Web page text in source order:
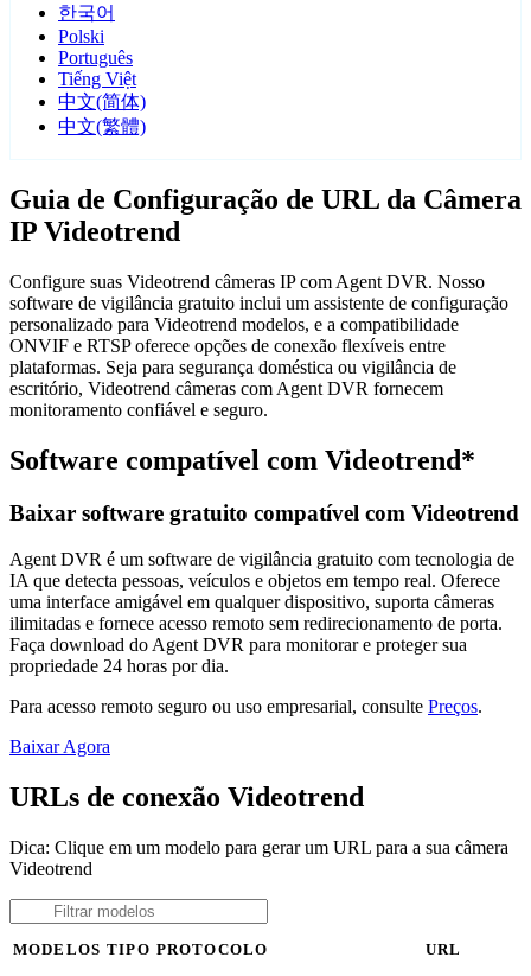
한국어
Polski
Português
Tiếng Việt
中文(简体)
中文(繁體)
Guia de Configuração de URL da Câmera
IP Videotrend
Configure suas Videotrend câmeras IP com Agent DVR. Nosso
software de vigilância gratuito inclui um assistente de configuração
personalizado para Videotrend modelos, e a compatibilidade
ONVIF e RTSP oferece opções de conexão flexíveis entre
plataformas. Seja para segurança doméstica ou vigilância de
escritório, Videotrend câmeras com Agent DVR fornecem
monitoramento confiável e seguro.
Software compatível com Videotrend*
Baixar software gratuito compatível com Videotrend
Agent DVR é um software de vigilância gratuito com tecnologia de
IA que detecta pessoas, veículos e objetos em tempo real. Oferece
uma interface amigável em qualquer dispositivo, suporta câmeras
ilimitadas e fornece acesso remoto sem redirecionamento de porta.
Faça download do Agent DVR para monitorar e proteger sua
propriedade 24 horas por dia.
Para acesso remoto seguro ou uso empresarial, consulte Preços.
Baixar Agora
URLs de conexão Videotrend
Dica: Clique em um modelo para gerar um URL para a sua câmera
Videotrend
MODELOS TIPO PROTOCOLO URL